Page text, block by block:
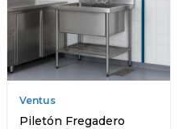
Ventus
Piletón Fregadero